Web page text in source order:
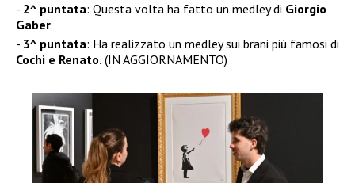
2^ puntata: Questa volta ha fatto un medley di Giorgio
Gaber.
3^ puntata: Ha realizzato un medley sui brani più famosi di
Cochi e Renato. (IN AGGIORNAMENTO)